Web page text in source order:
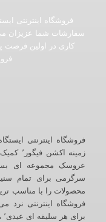
سفارشات شما عزیزان
کاری در اولین
فروشگاه اینترنتی
عروسک مجموعه ای
سرگرمی برای تمام
محصولات را با مناسب
فروشگاه اینترنتی نرد
برای هر سلیقه ای عیدی٬ هدیه و یا کادو تولد مناسب بیابید.